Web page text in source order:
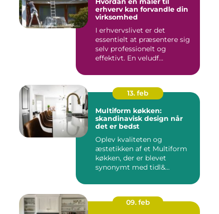
erhverv kan forvandle din
virksomhed
I erhvervslivet er det
essentielt at præsentere sig
selv professionelt og
effektivt. En veludf...
13. feb
Multiform køkken:
skandinavisk design når
det er bedst
Oplev kvaliteten og
æstetikken af et Multiform
køkken, der er blevet
synonymt med tidl&...
09. feb